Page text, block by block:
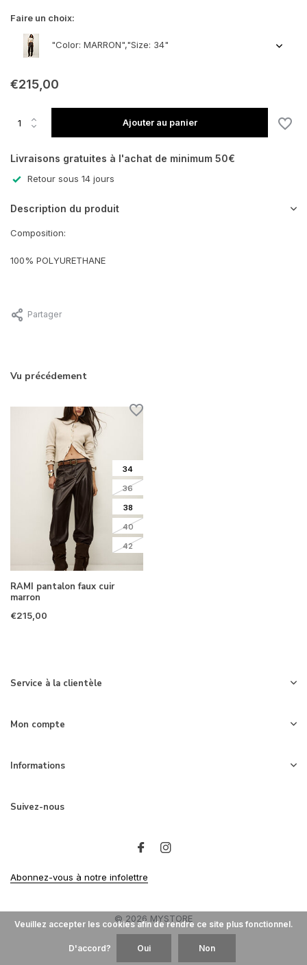
Faire un choix:
"Color: MARRON","Size: 34"
€215,00
Ajouter au panier
Livraisons gratuites à l'achat de minimum 50€
Retour sous 14 jours
Description du produit
Composition:
100% POLYURETHANE
Partager
Vu précédement
34
36
38
40
42
RAMI pantalon faux cuir
marron
€215,00
Service à la clientèle
Mon compte
Informations
Suivez-nous
Abonnez-vous à notre infolettre
© 2026 MYSTORE
Veuillez accepter les cookies afin de rendre ce site plus fonctionnel.
D'accord? Oui Non